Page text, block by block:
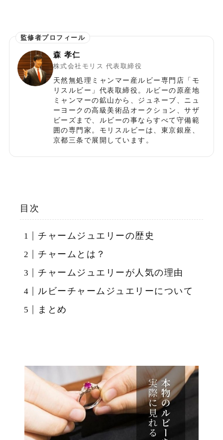
森 孝仁
株式会社モリス 代表取締役
天然無処理ミャンマー産ルビー専門店「モ
リスルビー」代表取締役。ルビーの原産地
ミャンマーの鉱山から、ジュネーブ、ニュ
ーヨークの高級美術品オークション、サザ
ビーズまで、ルビーの事ならすべて守備範
囲の専門家。モリスルビーは、東京銀座、
京都三条で展開しています。
目次
チャームジュエリーの歴史
チャームとは？
チャームジュエリーが人気の理由
ルビーチャームジュエリーについて
まとめ